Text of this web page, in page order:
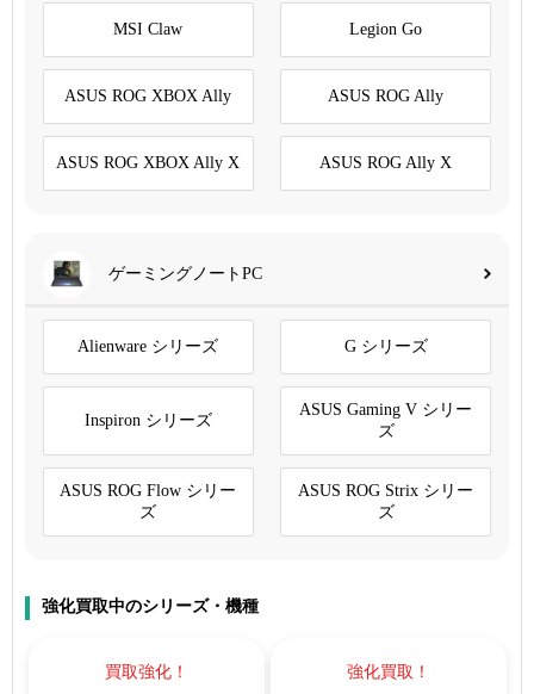
MSI Claw Legion Go
ASUS ROG XBOX Ally ASUS ROG Ally
ASUS ROG XBOX Ally X ASUS ROG Ally X
ゲーミングノートPC
Alienware シリーズ G シリーズ
Inspiron シリーズ
ASUS Gaming V シリー
ズ
ASUS ROG Flow シリー
ズ
ASUS ROG Strix シリー
ズ
強化買取中のシリーズ・機種
買取強化！ 強化買取！